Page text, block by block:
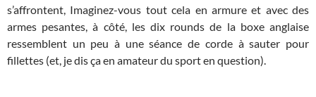
s’affrontent, Imaginez-vous tout cela en armure et avec des
armes pesantes, à côté, les dix rounds de la boxe anglaise
ressemblent un peu à une séance de corde à sauter pour
fillettes (et, je dis ça en amateur du sport en question).